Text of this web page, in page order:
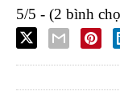
5/5 - (2 bình